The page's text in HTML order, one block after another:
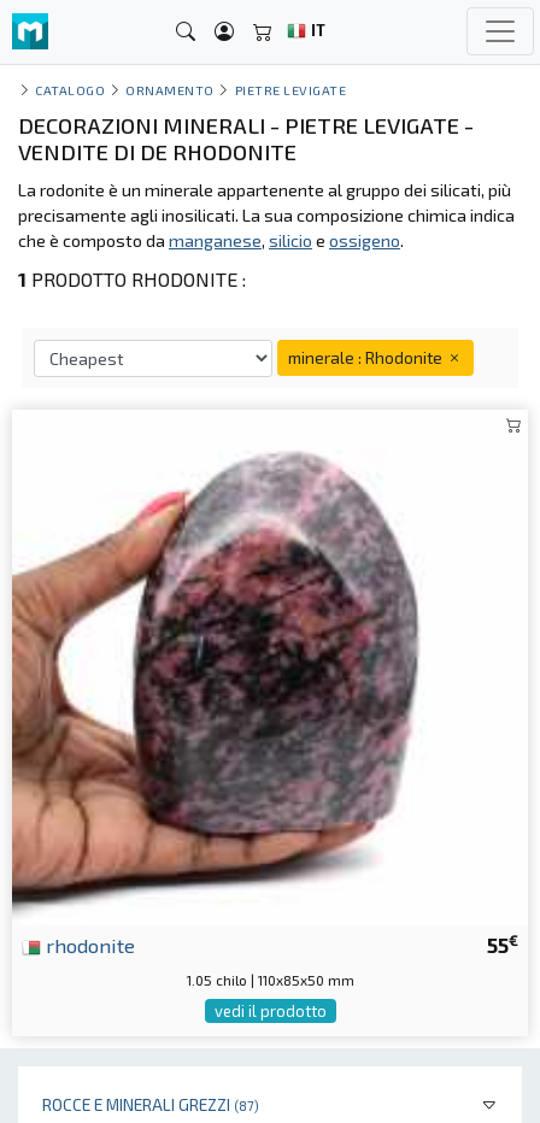
IT
ROCCE E MINERALI GREZZI (87)
CATALOGO ORNAMENTO PIETRE LEVIGATE
DECORAZIONI MINERALI - PIETRE LEVIGATE -
VENDITE DI DE RHODONITE
La rodonite è un minerale appartenente al gruppo dei silicati, più
precisamente agli inosilicati. La sua composizione chimica indica
che è composto da manganese, silicio e ossigeno.
1 PRODOTTO RHODONITE :
minerale : Rhodonite
55€
rhodonite
1.05 chilo | 110x85x50 mm
vedi il prodotto